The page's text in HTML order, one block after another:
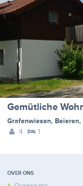
Grafenwiesen, Beieren,
4
1
OVER ONS